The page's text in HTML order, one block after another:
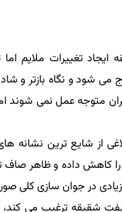
تغییرات ملایم
شود و نگاه بازتر و
متوجه عمل نمی شوند
از شایع ترین نشانه
کاهش داده و ظاهر
در جوان سازی کلی
شقیقه ترغیب می